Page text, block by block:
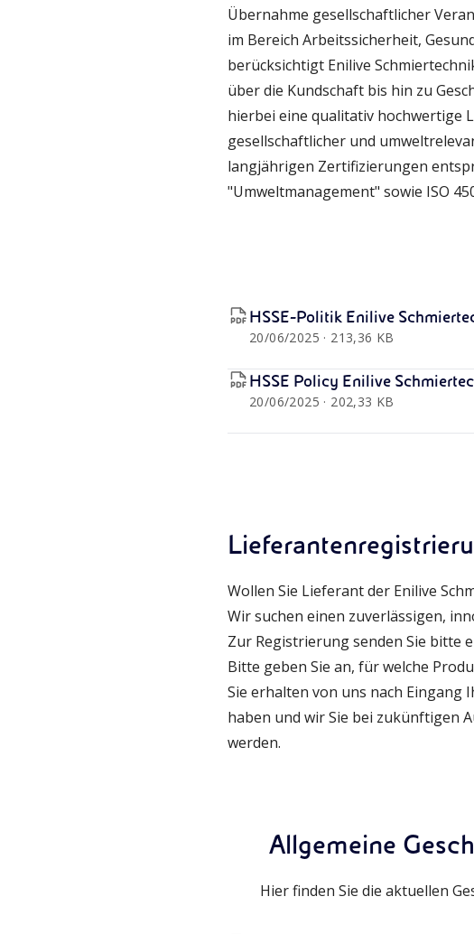
Übernahme gesellschaftlicher
im Bereich Arbeitssicherheit,
berücksichtigt Enilive
über die Kundschaft bis hin zu
hierbei eine qualitativ hochwertige
gesellschaftlicher und
langjährigen Zertifizierungen
"Umweltmanagement" sowie ISO
HSSE-Politik Enilive
20/06/2025 · 213,36 KB
HSSE Policy Enilive
20/06/2025 · 202,33 KB
Wollen Sie Lieferant der Enilive
Wir suchen einen zuverlässigen,
Zur Registrierung senden Sie bitte
Bitte geben Sie an, für welche
Sie erhalten von uns nach
haben und wir Sie bei zukünftigen
werden.
Allgemeine
Hier finden Sie die aktuellen